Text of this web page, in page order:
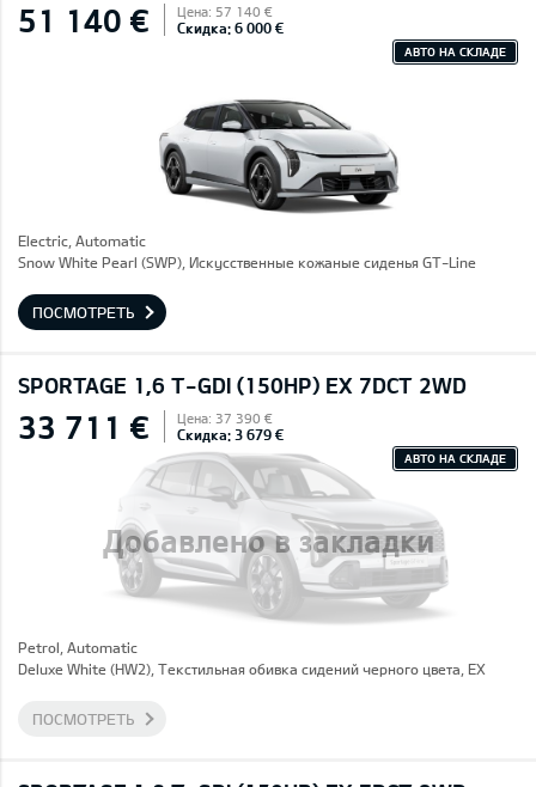
51 140 € Цена: 57 140 €
Скидка: 6 000 €
АВТО НА СКЛАДЕ
Electric, Automatic
Snow White Pearl (SWP), Искусственные кожаные сиденья GT-Line
ПОСМОТРЕТЬ
SPORTAGE 1,6 T-GDI (150HP) EX 7DCT 2WD
Добавлено в закладки
33 711 € Цена: 37 390 €
Скидка: 3 679 €
АВТО НА СКЛАДЕ
Petrol, Automatic
Deluxe White (HW2), Текстильная обивка сидений черного цвета, EX
ПОСМОТРЕТЬ